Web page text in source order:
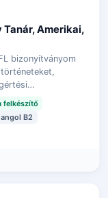
Amerikai,
bizonyítványom
felkészítő
angol B2